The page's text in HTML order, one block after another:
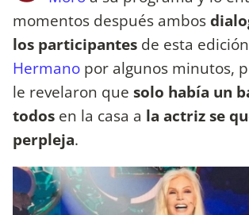
momentos después ambos
los participantes de esta
Hermano por algunos minutos,
le revelaron que solo había un
todos en la casa a la actriz se
perpleja.